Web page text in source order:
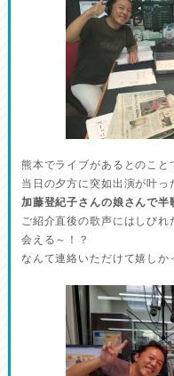
熊本でライブがあるとのこと
当日の夕方に突如出演が叶っ
加藤登紀子さんの娘さんで
ご紹介直後の歌声にはしびれ
会える～！？
なんて連絡いただけて嬉しか